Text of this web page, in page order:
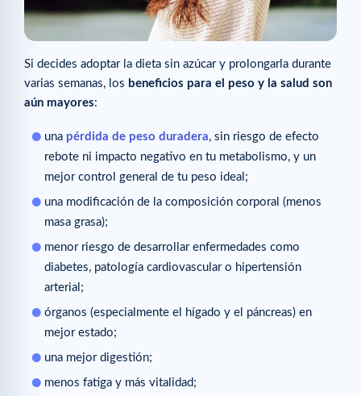
Si decides adoptar la dieta sin azúcar y prolongarla durante
varias semanas, los beneficios para el peso y la salud son
aún mayores:
una pérdida de peso duradera, sin riesgo de efecto
rebote ni impacto negativo en tu metabolismo, y un
mejor control general de tu peso ideal;
una modificación de la composición corporal (menos
masa grasa);
menor riesgo de desarrollar enfermedades como
diabetes, patología cardiovascular o hipertensión
arterial;
órganos (especialmente el hígado y el páncreas) en
mejor estado;
una mejor digestión;
menos fatiga y más vitalidad;